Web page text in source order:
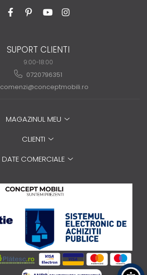
SUPORT CLIENTI
9:00-18:00
0720796351
comenzi@conceptmobili.ro
MAGAZINUL MEU
CLIENTI
DATE COMERCIALE